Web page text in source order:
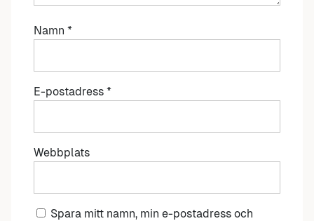
Namn *
E-postadress *
Webbplats
Spara mitt namn, min e-postadress och